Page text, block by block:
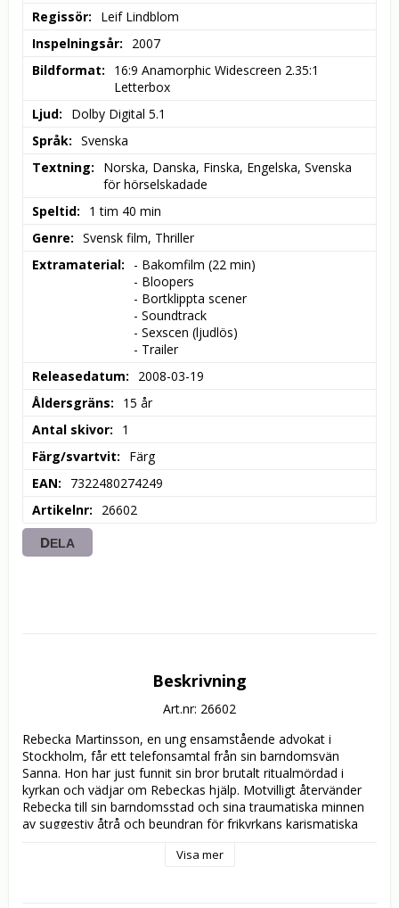
Regissör
Leif Lindblom
Inspelningsår
2007
Bildformat
16:9 Anamorphic Widescreen 2.35:1
Letterbox
Ljud
Dolby Digital 5.1
Språk
Svenska
Textning
Norska, Danska, Finska, Engelska, Svenska
för hörselskadade
Speltid
1 tim 40 min
Genre
Svensk film, Thriller
Extramaterial
- Bakomfilm (22 min)
- Bloopers
- Bortklippta scener
- Soundtrack
- Sexscen (ljudlös)
- Trailer
Releasedatum
2008-03-19
Åldersgräns
15 år
Antal skivor
1
Färg/svartvit
Färg
EAN
7322480274249
Artikelnr
26602
DELA
Beskrivning
Art.nr: 26602
Rebecka Martinsson, en ung ensamstående advokat i
Stockholm, får ett telefonsamtal från sin barndomsvän
Sanna. Hon har just funnit sin bror brutalt ritualmördad i
kyrkan och vädjar om Rebeckas hjälp. Motvilligt återvänder
Rebecka till sin barndomsstad och sina traumatiska minnen
av suggestiv åtrå och beundran för frikyrkans karismatiska
Visa mer